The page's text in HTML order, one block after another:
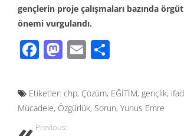
gençlerin proje çalışmaları bazında
önemi vurgulandı.
F
ac
e
b
o
M
as
to
d
o
E
m
ail ar
e
Etiketler: chp, Çözüm, EĞİTİM, gençlik,
Mücadele, Özgürlük, Sorun, Yunus Emre
Previous: